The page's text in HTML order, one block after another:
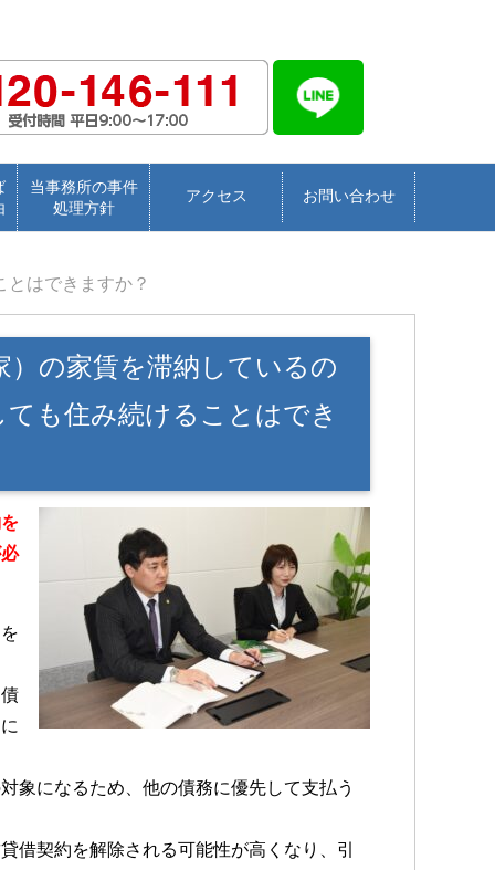
当事務所の事件
処理方針
アクセス お問い合わせ
はできますか？
の家賃を滞納しているの
も住み続けることはでき
象になるため、他の債務に優先して支払う
借契約を解除される可能性が高くなり、引